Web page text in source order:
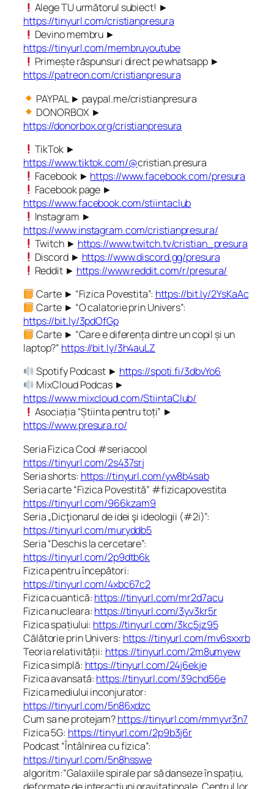
Alege TU următorul subiect! ►
https://tinyurl.com/cristianpresura
Devino membru ►
https://tinyurl.com/membruyoutube
Primește răspunsuri direct pe whatsapp ►
https://patreon.com/cristianpresura
PAYPAL ► paypal.me/cristianpresura
DONORBOX ►
https://donorbox.org/cristianpresura
TikTok ►
https://www.tiktok.com/@cristian.presura
Facebook ► https://www.facebook.com/presura
Facebook page ►
https://www.facebook.com/stiintaclub
Instagram ►
https://www.instagram.com/cristianpresura/
Twitch ► https://www.twitch.tv/cristian_presura
Discord ► https://www.discord.gg/presura
Reddit ► https://www.reddit.com/r/presura/
Carte ► “Fizica Povestita”: https://bit.ly/2YsKaAc
Carte ► “O calatorie prin Univers”:
https://bit.ly/3pdOfGp
Carte ► “Care e diferența dintre un copil și un
laptop?” https://bit.ly/3h4auLZ
Spotify Podcast ► https://spoti.fi/3dbvYo6
MixCloud Podcas ►
https://www.mixcloud.com/StiintaClub/
Asociația “Știinta pentru toți” ►
https://www.presura.ro/
Seria Fizica Cool #seriacool
https://tinyurl.com/2s437srj
Seria shorts: https://tinyurl.com/yw8b4sab
Seria carte “Fizica Povestită” #fizicapovestita
https://tinyurl.com/966kzam9
Seria „Dicţionarul de idei şi ideologii (#2i)”:
https://tinyurl.com/muryddb5
Seria “Deschis la cercetare”:
https://tinyurl.com/2p9dtb6k
Fizica pentru începători:
https://tinyurl.com/4xbc67c2
Fizica cuantică: https://tinyurl.com/mr2d7acu
Fizica nucleara: https://tinyurl.com/3yv3kr5r
Fizica spațiului: https://tinyurl.com/3kc5jz95
Călătorie prin Univers: https://tinyurl.com/mv6sxxrb
Teoria relativității: https://tinyurl.com/2m8umyew
Fizica simplă: https://tinyurl.com/24j6ekje
Fizica avansată: https://tinyurl.com/39chd56e
Fizica mediului inconjurator:
https://tinyurl.com/5n86xdzc
Cum sa ne protejam?https://tinyurl.com/mmyvr3n7
Fizica 5G: https://tinyurl.com/2p9b3j6r
Podcast “Întâlnirea cu fizica”:
https://tinyurl.com/5n8hsswe
algoritm:”Galaxiile spirale par să danseze în spațiu,